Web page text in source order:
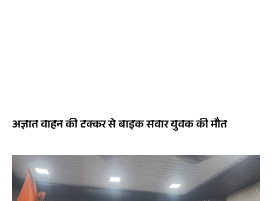
अज्ञात वाहन की टक्कर से बाइक सवार युवक की मौत